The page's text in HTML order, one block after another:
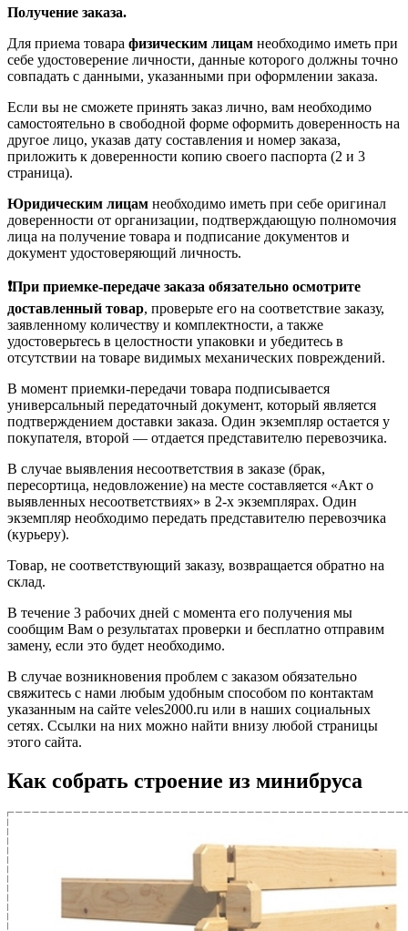
Получение заказа.
Для приема товара физическим лицам необходимо иметь при
себе удостоверение личности, данные которого должны точно
совпадать с данными, указанными при оформлении заказа.
Если вы не сможете принять заказ лично, вам необходимо
самостоятельно в свободной форме оформить доверенность на
другое лицо, указав дату составления и номер заказа,
приложить к доверенности копию своего паспорта (2 и 3
страница).
Юридическим лицам необходимо иметь при себе оригинал
доверенности от организации, подтверждающую полномочия
лица на получение товара и подписание документов и
документ удостоверяющий личность.
❗При приемке-передаче заказа обязательно осмотрите
доставленный товар, проверьте его на соответствие заказу,
заявленному количеству и комплектности, а также
удостоверьтесь в целостности упаковки и убедитесь в
отсутствии на товаре видимых механических повреждений.
В момент приемки-передачи товара подписывается
универсальный передаточный документ, который является
подтверждением доставки заказа. Один экземпляр остается у
покупателя, второй — отдается представителю перевозчика.
В случае выявления несоответствия в заказе (брак,
пересортица, недовложение) на месте составляется «Акт о
выявленных несоответствиях» в 2-х экземплярах. Один
экземпляр необходимо передать представителю перевозчика
(курьеру).
Товар, не соответствующий заказу, возвращается обратно на
склад.
В течение 3 рабочих дней с момента его получения мы
сообщим Вам о результатах проверки и бесплатно отправим
замену, если это будет необходимо.
В случае возникновения проблем с заказом обязательно
свяжитесь с нами любым удобным способом по контактам
указанным на сайте veles2000.ru или в наших социальных
сетях. Ссылки на них можно найти внизу любой страницы
этого сайта.
Как собрать строение из минибруса